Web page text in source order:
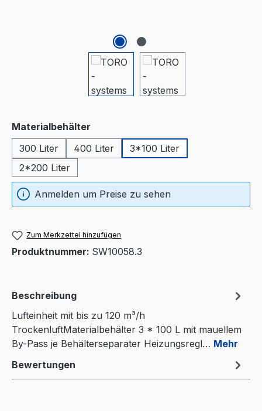
Materialbehälter
300 Liter
400 Liter
3*100 Liter
2*200 Liter
Anmelden um Preise zu sehen
Zum Merkzettel hinzufügen
Produktnummer: SW10058.3
Beschreibung
Lufteinheit mit bis zu 120 m³/h
TrockenluftMaterialbehälter 3 * 100 L mit mauellem
By-Pass je Behälterseparater Heizungsregl… Mehr
Bewertungen